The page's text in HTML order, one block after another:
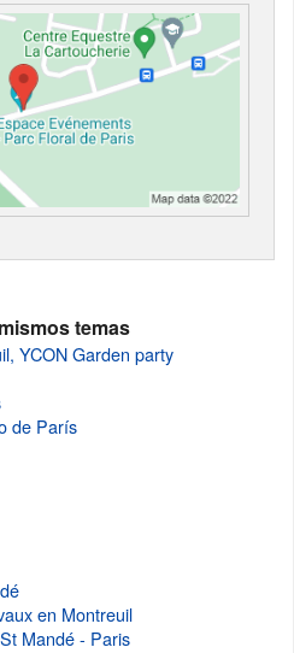
temas
YCON Garden party
de París
en Montreuil
Mandé - Paris